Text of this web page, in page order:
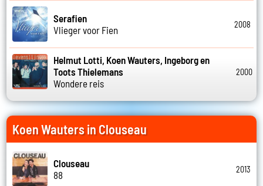
Serafien
Vlieger voor Fien
2008
Helmut Lotti, Koen Wauters, Ingeborg en
Toots Thielemans
Wondere reis
2000
Koen Wauters in Clouseau
Clouseau
88
2013